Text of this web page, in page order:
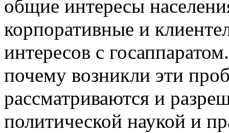
общие интересы
корпоративные и
интересов с
почему возникли эти
рассматриваются и
политической наукой и